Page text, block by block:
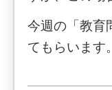
今週の「教育
てもらいます。